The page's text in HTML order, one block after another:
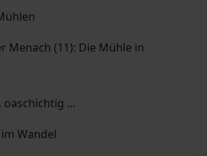
Menach (11): Die Mühle in
oaschichtig ...
Wandel